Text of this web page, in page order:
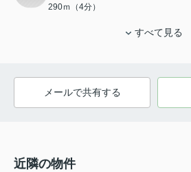
290ｍ（4分）
すべて見る
メールで共有する
近隣の物件